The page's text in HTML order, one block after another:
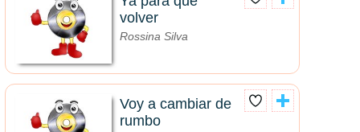
volver
Rossina Silva
Voy a cambiar de
rumbo